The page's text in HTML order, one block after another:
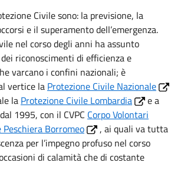
Civile sono: la previsione, la
e il superamento dell’emergenza.
nel corso degli anni ha assunto
riconoscimenti di efficienza e
varcano i confini nazionali; è
vertice la Protezione Civile Nazionale
la Protezione Civile Lombardia
e a
1995, con il CVPC Corpo Volontari
Borromeo
, ai quali va tutta
per l’impegno profuso nel corso
di calamità che di costante